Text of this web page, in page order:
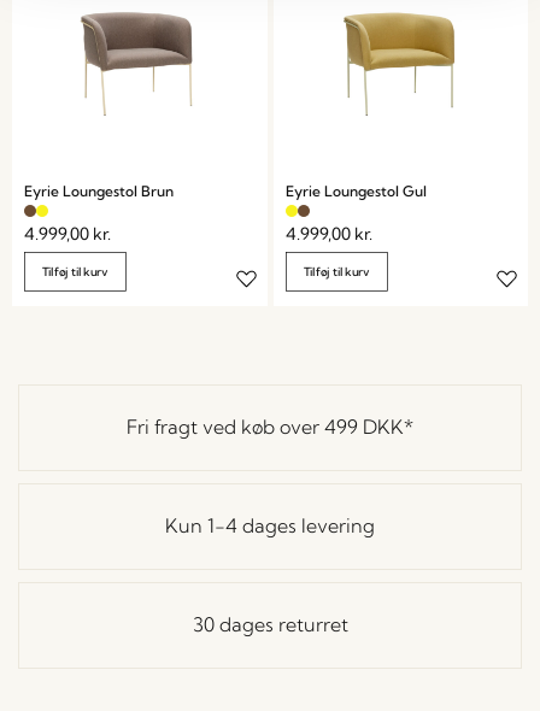
Eyrie Loungestol Brun
4.999,00 kr.
Tilføj til kurv
Eyrie Loungestol Gul
4.999,00 kr.
Tilføj til kurv
Fri fragt ved køb over 499 DKK*
Kun 1-4 dages levering
30 dages returret